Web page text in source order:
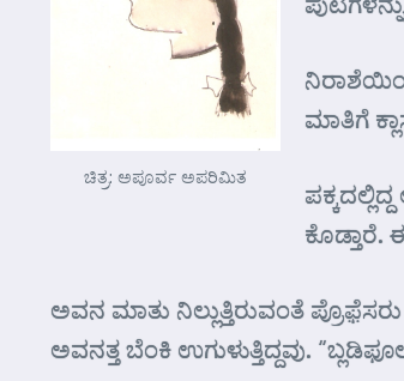
ಚಿತ್ರ: ಅಪೂರ್ವ ಅಪರಿಮಿತ
ಮಾತಿಗೆ
ಅವನ ಮಾತು ನಿಲ್ಲುತ್ತಿರುವಂತೆ
ಅವನತ್ತ ಬೆಂಕಿ ಉಗುಳುತ್ತಿದ್ದವು.